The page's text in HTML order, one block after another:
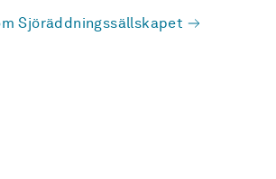
Sjöräddningssällskapet